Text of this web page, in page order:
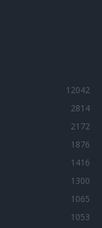
12042
2814
2172
1876
1416
1300
1065
1053